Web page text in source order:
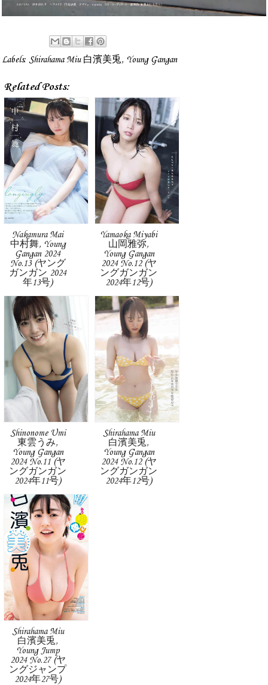
Labels: Shirahama Miu 白濱美兎, Young Gangan
Related Posts:
Nakamura Mai
中村舞, Young
Gangan 2024
No.13 (ヤング
ガンガン 2024
年13号)
Yamaoka Miyabi
山岡雅弥,
Young Gangan
2024 No.12 (ヤ
ングガンガン
2024年12号)
Shinonome Umi
東雲うみ,
Young Gangan
2024 No.11 (ヤ
ングガンガン
2024年11号)
Shirahama Miu
白濱美兎,
Young Gangan
2024 No.12 (ヤ
ングガンガン
2024年12号)
Shirahama Miu
白濱美兎,
Young Jump
2024 No.27 (ヤ
ングジャンプ
2024年27号)